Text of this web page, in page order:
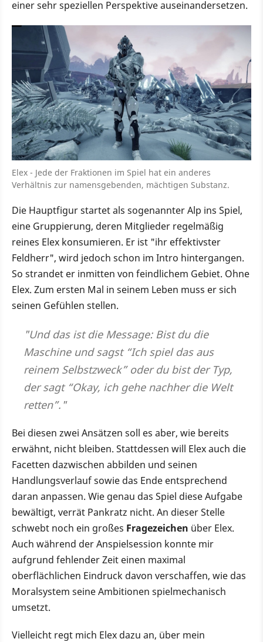
einer sehr speziellen Perspektive auseinandersetzen.
Elex - Jede der Fraktionen im Spiel hat ein anderes
Verhältnis zur namensgebenden, mächtigen Substanz.
Die Hauptfigur startet als sogenannter Alp ins Spiel,
eine Gruppierung, deren Mitglieder regelmäßig
reines Elex konsumieren. Er ist "ihr effektivster
Feldherr", wird jedoch schon im Intro hintergangen.
So strandet er inmitten von feindlichem Gebiet. Ohne
Elex. Zum ersten Mal in seinem Leben muss er sich
seinen Gefühlen stellen.
"Und das ist die Message: Bist du die
Maschine und sagst “Ich spiel das aus
reinem Selbstzweck” oder du bist der Typ,
der sagt “Okay, ich gehe nachher die Welt
retten”."
Bei diesen zwei Ansätzen soll es aber, wie bereits
erwähnt, nicht bleiben. Stattdessen will Elex auch die
Facetten dazwischen abbilden und seinen
Handlungsverlauf sowie das Ende entsprechend
daran anpassen. Wie genau das Spiel diese Aufgabe
bewältigt, verrät Pankratz nicht. An dieser Stelle
schwebt noch ein großes Fragezeichen über Elex.
Auch während der Anspielsession konnte mir
aufgrund fehlender Zeit einen maximal
oberflächlichen Eindruck davon verschaffen, wie das
Moralsystem seine Ambitionen spielmechanisch
umsetzt.
Vielleicht regt mich Elex dazu an, über mein